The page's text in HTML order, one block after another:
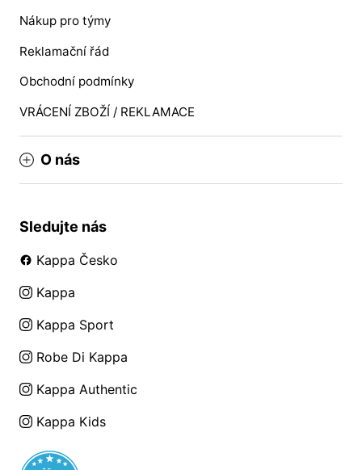
Nákup pro týmy
Reklamační řád
Obchodní podmínky
VRÁCENÍ ZBOŽÍ / REKLAMACE
O nás
Sledujte nás
Kappa Česko
Kappa
Kappa Sport
Robe Di Kappa
Kappa Authentic
Kappa Kids